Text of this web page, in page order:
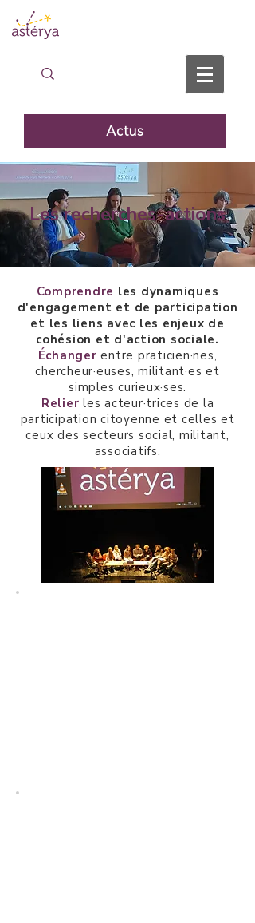
Actus
Les recherches-actions
Comprendre les dynamiques
d'engagement et de participation
et les liens avec les enjeux de
cohésion et d'action sociale.
Échanger entre praticien·nes,
chercheur·euses, militant·es et
simples curieux·ses.
Relier les acteur·trices de la
participation citoyenne et celles et
ceux des secteurs social, militant,
associatifs.